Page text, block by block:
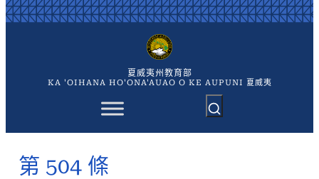
跳
至
夏威夷州教育部
KA 'OIHANA HO'ONA'AUAO O KE AUPUNI 夏威夷
第 504 條